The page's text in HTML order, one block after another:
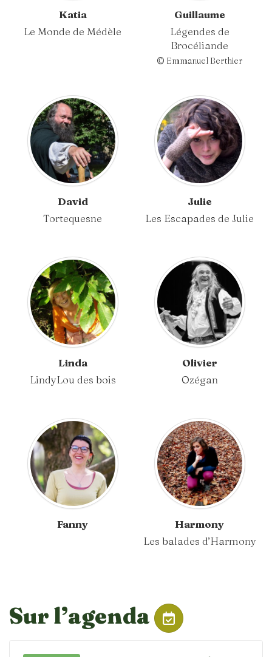
Katia
Le Monde de Médèle
Guillaume
Légendes de
Brocéliande
© Emmanuel Berthier
David
Tortequesne
Julie
Les Escapades de Julie
Linda
LindyLou des bois
Olivier
Ozégan
Fanny
Harmony
Les balades d’Harmony
Sur l’agenda